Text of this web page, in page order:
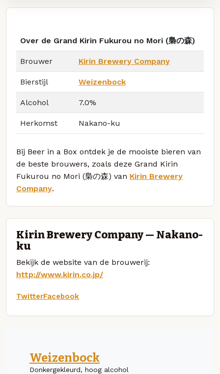
Over de Grand Kirin Fukurou no Mori (梟の森)
Brouwer Kirin Brewery Company
Bierstijl Weizenbock
Alcohol 7.0%
Herkomst Nakano-ku
Bij Beer in a Box ontdek je de mooiste bieren van
de beste brouwers, zoals deze Grand Kirin
Fukurou no Mori (梟の森) van Kirin Brewery
Company.
Kirin Brewery Company — Nakano-
ku
Bekijk de website van de brouwerij:
http://www.kirin.co.jp/
TwitterFacebook
Weizenbock
Donkergekleurd, hoog alcohol